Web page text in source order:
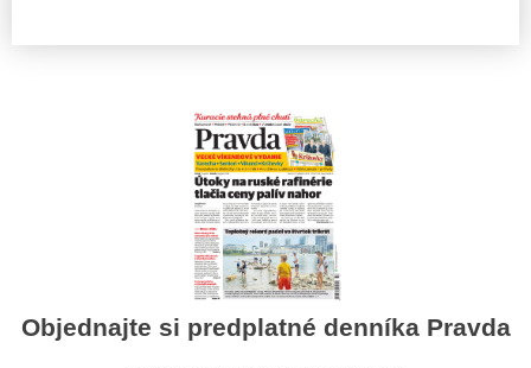
Objednajte si predplatné denníka Pravda